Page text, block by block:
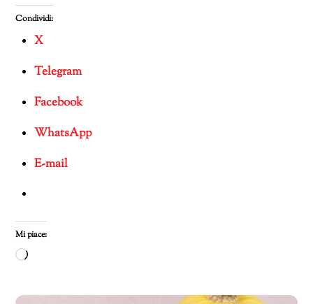
Condividi:
X
Telegram
Facebook
WhatsApp
E-mail
Mi piace:
Caricamento
corso…